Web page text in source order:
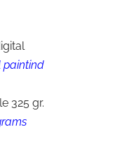
paintind
325 gr.